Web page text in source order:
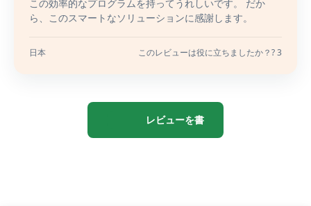
この効率的なプログラムを持ってうれしいです。 だか
ら、このスマートなソリューションに感謝します。
日本 このレビューは役に立ちましたか？? 3
レビューを書